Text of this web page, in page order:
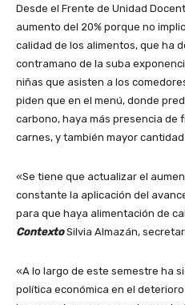
Desde el Frente de Unidad
aumento del 20% porque no
calidad de los alimentos, que ha
contramano de la suba
niñas que asisten a los
piden que en el menú, donde
carbono, haya más presencia de
carnes, y también mayor cantidad
«Se tiene que actualizar el
constante la aplicación del
para que haya alimentación de
ContextoSilvia Almazán,
«A lo largo de este semestre ha
política económica en el